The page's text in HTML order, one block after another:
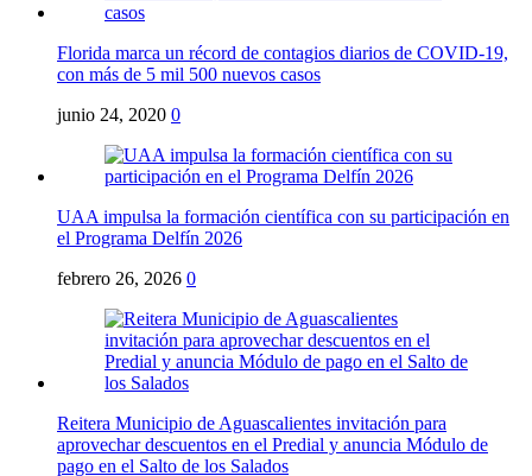
Florida marca un récord de contagios diarios de COVID-19,
con más de 5 mil 500 nuevos casos
junio 24, 2020 0
UAA impulsa la formación científica con su participación en
el Programa Delfín 2026
febrero 26, 2026 0
Reitera Municipio de Aguascalientes invitación para
aprovechar descuentos en el Predial y anuncia Módulo de
pago en el Salto de los Salados